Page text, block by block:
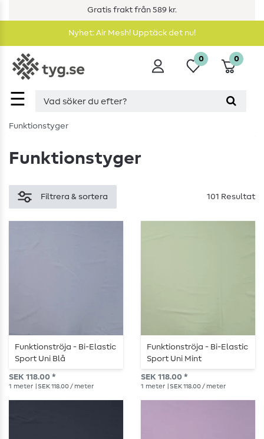
Gratis frakt från 589 kr.
Nyhet: Air Mesh! Upptäck det nu!
☰
0 0
Funktionstyger
Funktionstyger
Filtrera & sortera 101 Resultat
Funktionströja - Bi-Elastic
Sport Uni Blå
SEK 118.00 *
1 meter | SEK 118.00 / meter
Funktionströja - Bi-Elastic
Sport Uni Mint
SEK 118.00 *
1 meter | SEK 118.00 / meter